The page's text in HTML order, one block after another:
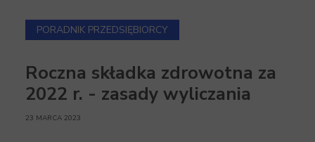
PORADNIK PRZEDSIĘBIORCY
Roczna składka zdrowotna za
2022 r. - zasady wyliczania
23 MARCA 2023